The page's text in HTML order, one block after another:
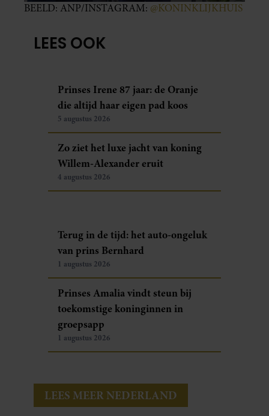
BEELD: ANP/INSTAGRAM: @KONINKLIJKHUIS
LEES OOK
Prinses Irene 87 jaar: de Oranje
die altijd haar eigen pad koos
5 augustus 2026
Zo ziet het luxe jacht van koning
Willem-Alexander eruit
4 augustus 2026
Terug in de tijd: het auto-ongeluk
van prins Bernhard
1 augustus 2026
Prinses Amalia vindt steun bij
toekomstige koninginnen in
groepsapp
1 augustus 2026
LEES MEER NEDERLAND